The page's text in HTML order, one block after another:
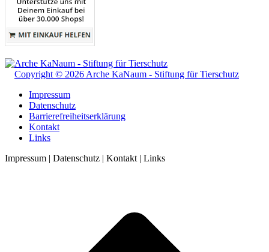
Copyright © 2026 Arche KaNaum - Stiftung für Tierschutz
Impressum
Datenschutz
Barrierefreiheitserklärung
Kontakt
Links
Impressum | Datenschutz | Kontakt | Links